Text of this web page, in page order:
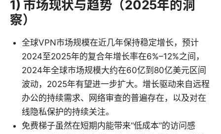
1) 市场现状与趋势（2025年的洞
察）
全球VPN市场规模在近几年保持稳定增长，预计
2024至2025年的复合年增长率在6%–12%之间，
2024年全球市场规模大约在60亿到80亿美元区间
波动，2025年有望进一步扩大。增长驱动来自远程
办公的持续需求、网络审查的普遍存在，以及对在
线隐私保护的持续关注。
免费梯子虽然在短期内能带来“低成本”的访问感